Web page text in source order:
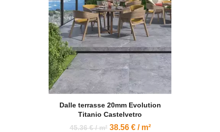
Dalle terrasse 20mm Evolution
Titanio Castelvetro
45.36 € / m² 38.56 € / m²